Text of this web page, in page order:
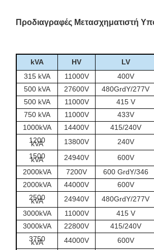
Προδιαγραφές Μετασχηματιστή
kVA HV LV
315 kVA
11000V 400V
500 kVA
27600V 480GrdY/277V
500 kVA
11000V 415 V
750 kVA
11000V 433V
1000kVA
14400V 415/240V
1200
kVA 13800V 240V
1500
kVA 24940V 600V
2000kVA
7200V 600 GrdY/346
2000kVA
44000V 600V
2500
kVA 24940V 480GrdY/277V
3000kVA
11000V 415 V
3000kVA
22800V 415/240V
3750
kVA 44000V 600V